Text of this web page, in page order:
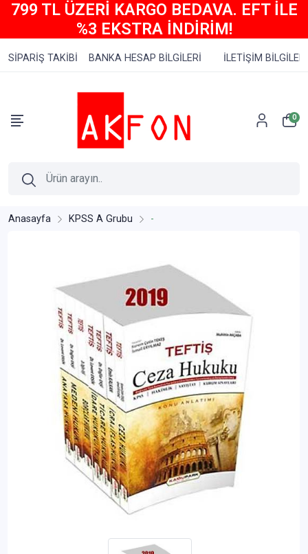
799 TL ÜZERİ KARGO BEDAVA. EFT İLE
%3 EKSTRA İNDİRİM!
SİPARİŞ TAKİBİ BANKA HESAP BİLGİLERİ İLETİŞİM BİLGİLERİ
0
Anasayfa KPSS A Grubu -